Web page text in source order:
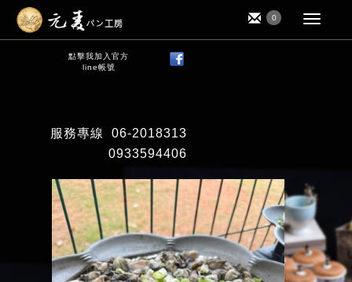
0
點擊我加入官方
line帳號
服務專線
06-2018313
0933594406